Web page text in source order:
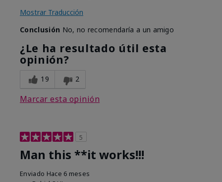
Mostrar Traducción
Conclusión No, no recomendaría a un amigo
¿Le ha resultado útil esta
opinión?
19 2
Marcar esta opinión
5
Man this **it works!!!
Enviado Hace 6 meses